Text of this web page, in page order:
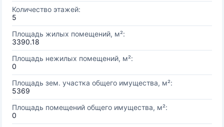
Количество этажей:
5
Площадь жилых помещений, м²:
3390.18
Площадь нежилых помещений, м²:
0
Площадь зем. участка общего имущества, м²:
5369
Площадь помещений общего имущества, м²:
0